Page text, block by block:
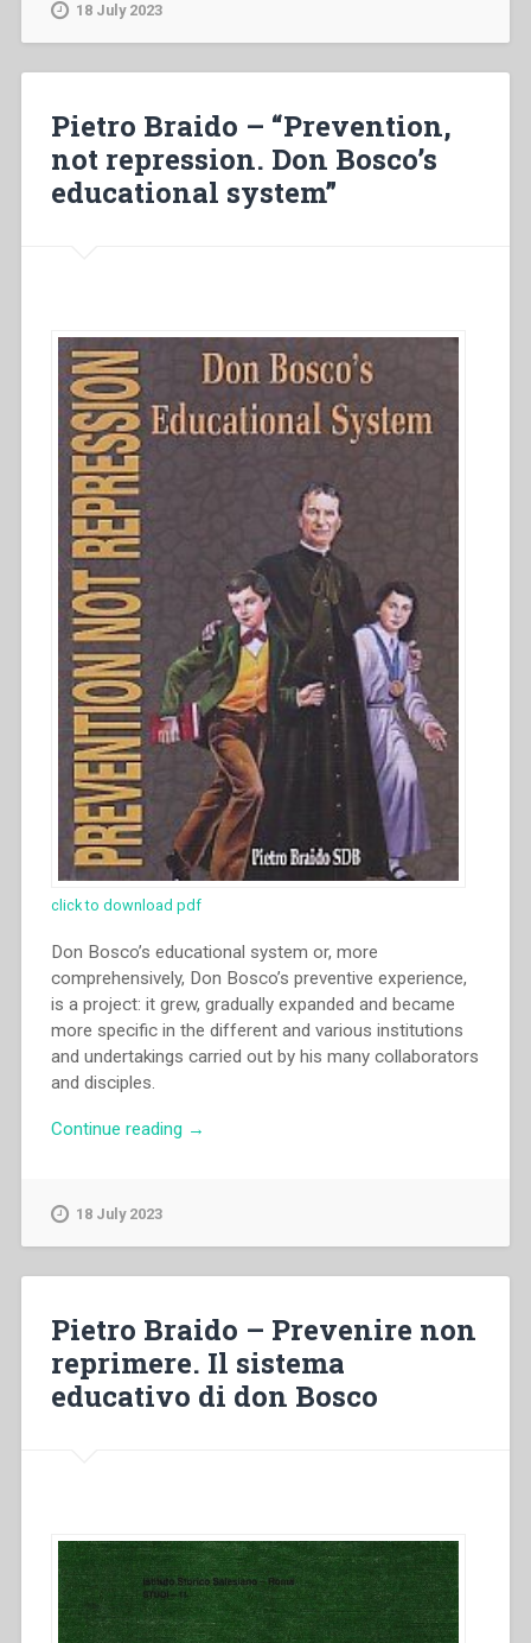
pedagogia
viva”
18 July 2023
Pietro Braido – “Prevention,
not repression. Don Bosco’s
educational system”
click to download pdf
Don Bosco’s educational system or, more
comprehensively, Don Bosco’s preventive experience,
is a project: it grew, gradually expanded and became
more specific in the different and various institutions
and undertakings carried out by his many collaborators
and disciples.
Continue reading “Pietro
educational
system””
→
18 July 2023
Pietro Braido – Prevenire non
reprimere. Il sistema
educativo di don Bosco